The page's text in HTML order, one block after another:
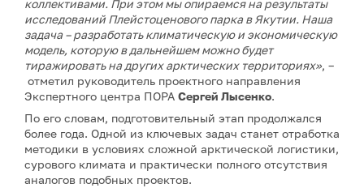
коллективами. При этом мы опираемся на результаты
исследований Плейстоценового парка в Якутии. Наша
задача – разработать климатическую и экономическую
модель, которую в дальнейшем можно будет
тиражировать на других арктических территориях», –
отметил руководитель проектного направления
Экспертного центра ПОРА Сергей Лысенко.
По его словам, подготовительный этап продолжался
более года. Одной из ключевых задач станет отработка
методики в условиях сложной арктической логистики,
сурового климата и практически полного отсутствия
аналогов подобных проектов.